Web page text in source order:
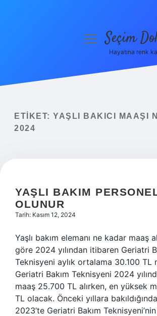
Yasal Uyarı
menüyüSeçim
Hayatına renk
ETIKET: YAŞLI BAKICI MAAŞI
2024
YAŞLI BAKIM
OLUNUR
Tarih: Kasım 12, 2024
Yaşlı bakım elemanı ne kadar maaş
göre 2024 yılından itibaren Geriatri
Teknisyeni aylık ortalama 30.100 TL
Geriatri Bakım Teknisyeni 2024
maaş 25.700 TL alırken, en yüksek
TL olacak. Önceki yıllara
2023’te Geriatri Bakım